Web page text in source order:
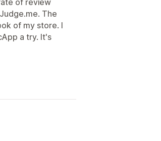
The
of my store. I
a try. It's